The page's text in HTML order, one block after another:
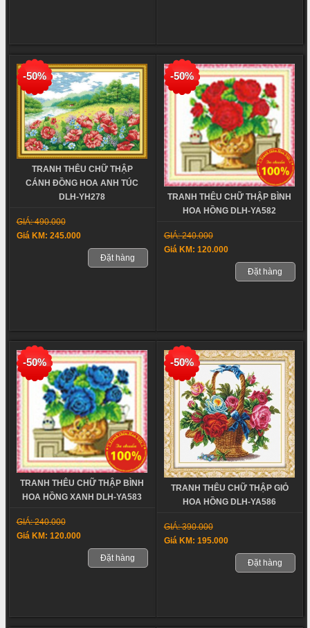
-50%
TRANH THÊU CHỮ THẬP
CÁNH ĐỒNG HOA ANH TÚC
DLH-YH278
GIÁ: 490.000
Giá KM: 245.000
Đặt hàng
-50%
TRANH THÊU CHỮ THẬP BÌNH
HOA HỒNG DLH-YA582
GIÁ: 240.000
Giá KM: 120.000
Đặt hàng
-50%
TRANH THÊU CHỮ THẬP BÌNH
HOA HỒNG XANH DLH-YA583
GIÁ: 240.000
Giá KM: 120.000
Đặt hàng
-50%
TRANH THÊU CHỮ THẬP GIỎ
HOA HỒNG DLH-YA586
GIÁ: 390.000
Giá KM: 195.000
Đặt hàng